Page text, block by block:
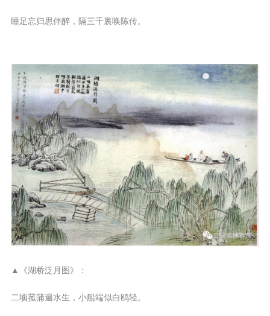
睡足忘归思伴醉，隔三千裏唤陈传。
▲《湖桥泛月图》：
二顷菰蒲遍水生，小船端似白鸥轻。